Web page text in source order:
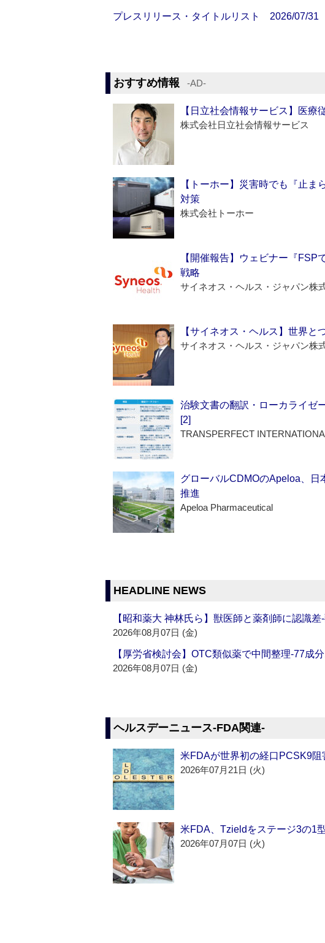
プレスリリース・タイトルリスト 2026/07/31
おすすめ情報 ‐AD‐
【日立社会情報サービス】医
株式会社日立社会情報サービス
【トーホー】災害時でも『止
対策
株式会社トーホー
【開催報告】ウェビナー『
戦略
サイネオス・ヘルス・ジャパン株
【サイネオス・ヘルス】世界
サイネオス・ヘルス・ジャパン株
治験文書の翻訳・ローカライゼ
[2]
TRANSPERFECT
グローバルCDMOのApeloa、日
推進
Apeloa Pharmaceutical
HEADLINE NEWS
【昭和薬大 神林氏ら】獣医師と薬剤師に認識
2026年08月07日 (金)
【厚労省検討会】OTC類似薬で中間整理‐77成
2026年08月07日 (金)
ヘルスデーニュース‐FDA関連‐
米FDAが世界初の経口PCSK9阻
2026年07月21日 (火)
米FDA、Tzieldをステージ3の1
2026年07月07日 (火)